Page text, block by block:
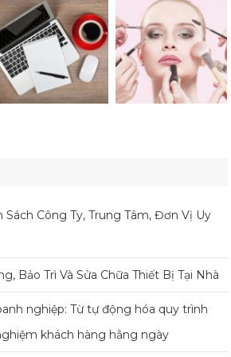
Sách Công Ty, Trung Tâm, Đơn Vị Uy
Bảo Trì Và Sửa Chữa Thiết Bị Tại Nhà
nghiệp: Từ tự động hóa quy trình
khách hàng hằng ngày